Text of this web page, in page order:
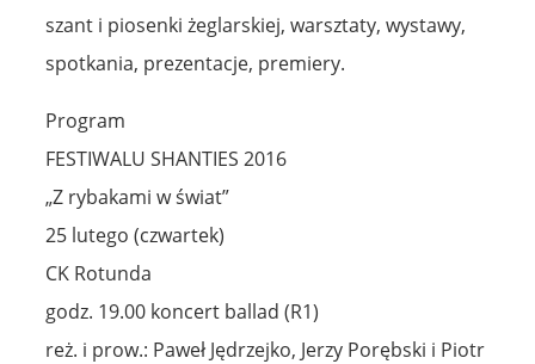
szant i piosenki żeglarskiej, warsztaty, wystawy,
spotkania, prezentacje, premiery.
Program
FESTIWALU SHANTIES 2016
„Z rybakami w świat”
25 lutego (czwartek)
CK Rotunda
godz. 19.00 koncert ballad (R1)
reż. i prow.: Paweł Jędrzejko, Jerzy Porębski i Piotr